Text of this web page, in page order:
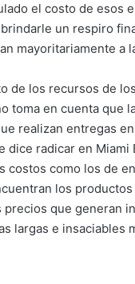
el costo de
un respiro
mayoritariamente a
de los recursos de
toma en cuenta que
realizan entregas
dice radicar en
costos como los de
los
que generan
largas e insaciables